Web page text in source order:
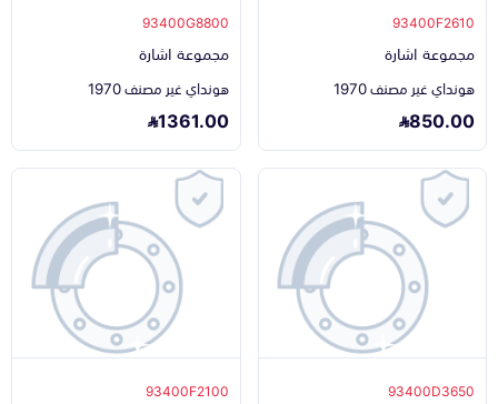
93400F2610
مجموعة اشارة
هونداي غير مصنف 1970
850.00
93400G8800
مجموعة اشارة
هونداي غير مصنف 1970
1361.00
93400D3650
93400F2100